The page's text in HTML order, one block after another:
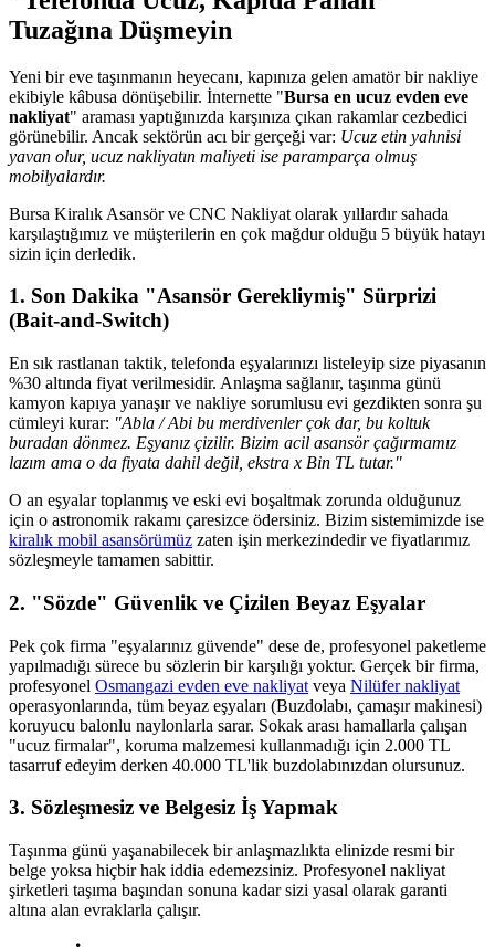
Tuzağına Düşmeyin
Yeni bir eve taşınmanın heyecanı, kapınıza gelen amatör bir nakliye
ekibiyle kâbusa dönüşebilir. İnternette "Bursa en ucuz evden eve
nakliyat" araması yaptığınızda karşınıza çıkan rakamlar cezbedici
görünebilir. Ancak sektörün acı bir gerçeği var: Ucuz etin yahnisi
yavan olur, ucuz nakliyatın maliyeti ise paramparça olmuş
mobilyalardır.
Bursa Kiralık Asansör ve CNC Nakliyat olarak yıllardır sahada
karşılaştığımız ve müşterilerin en çok mağdur olduğu 5 büyük hatayı
sizin için derledik.
1. Son Dakika "Asansör Gerekliymiş" Sürprizi
(Bait-and-Switch)
En sık rastlanan taktik, telefonda eşyalarınızı listeleyip size piyasanın
%30 altında fiyat verilmesidir. Anlaşma sağlanır, taşınma günü
kamyon kapıya yanaşır ve nakliye sorumlusu evi gezdikten sonra şu
cümleyi kurar: "Abla / Abi bu merdivenler çok dar, bu koltuk
buradan dönmez. Eşyanız çizilir. Bizim acil asansör çağırmamız
lazım ama o da fiyata dahil değil, ekstra x Bin TL tutar."
O an eşyalar toplanmış ve eski evi boşaltmak zorunda olduğunuz
için o astronomik rakamı çaresizce ödersiniz. Bizim sistemimizde ise
kiralık mobil asansörümüz zaten işin merkezindedir ve fiyatlarımız
sözleşmeyle tamamen sabittir.
2. "Sözde" Güvenlik ve Çizilen Beyaz Eşyalar
Pek çok firma "eşyalarınız güvende" dese de, profesyonel paketleme
yapılmadığı sürece bu sözlerin bir karşılığı yoktur. Gerçek bir firma,
profesyonel Osmangazi evden eve nakliyat veya Nilüfer nakliyat
operasyonlarında, tüm beyaz eşyaları (Buzdolabı, çamaşır makinesi)
koruyucu balonlu naylonlarla sarar. Sokak arası hamallarla çalışan
"ucuz firmalar", koruma malzemesi kullanmadığı için 2.000 TL
tasarruf edeyim derken 40.000 TL'lik buzdolabınızdan olursunuz.
3. Sözleşmesiz ve Belgesiz İş Yapmak
Taşınma günü yaşanabilecek bir anlaşmazlıkta elinizde resmi bir
belge yoksa hiçbir hak iddia edemezsiniz. Profesyonel nakliyat
şirketleri taşıma başından sonuna kadar sizi yasal olarak garanti
altına alan evraklarla çalışır.